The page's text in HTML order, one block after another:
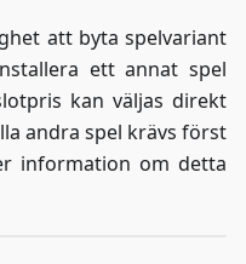
att byta spelvariant
ett annat spel
kan väljas direkt
andra spel krävs först
information om detta